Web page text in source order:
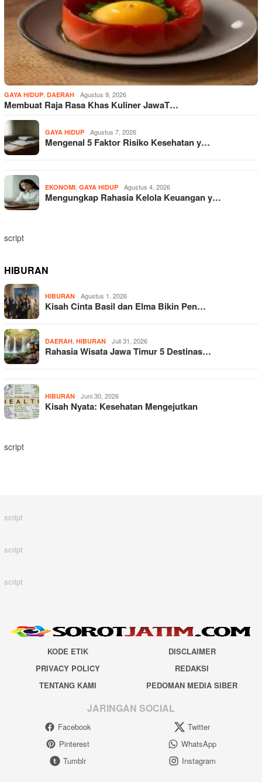
GAYA HIDUP, DAERAH Agustus 9, 2026
Membuat Raja Rasa Khas Kuliner JawaT…
GAYA HIDUP Agustus 7, 2026
Mengenal 5 Faktor Risiko Kesehatan y…
EKONOMI, GAYA HIDUP Agustus 4, 2026
Mengungkap Rahasia Kelola Keuangan y…
script
HIBURAN
HIBURAN Agustus 1, 2026
Kisah Cinta Basil dan Elma Bikin Pen…
DAERAH, HIBURAN Juli 31, 2026
Rahasia Wisata Jawa Timur 5 Destinas…
HIBURAN Juni 30, 2026
Kisah Nyata: Kesehatan Mengejutkan
script
script
script
script
KODE ETIK
DISCLAIMER
PRIVACY POLICY
REDAKSI
TENTANG KAMI
PEDOMAN MEDIA SIBER
JARINGAN SOCIAL
Facebook
Twitter
Pinterest
WhatsApp
Tumblr
Instagram